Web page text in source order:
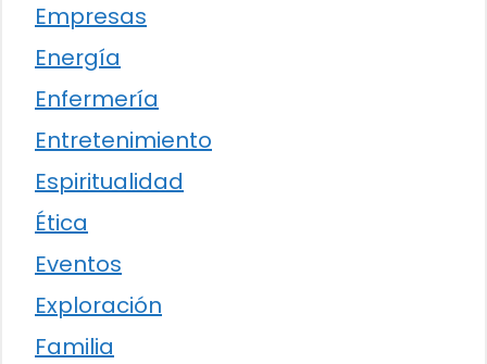
Empresas
Energía
Enfermería
Entretenimiento
Espiritualidad
Ética
Eventos
Exploración
Familia